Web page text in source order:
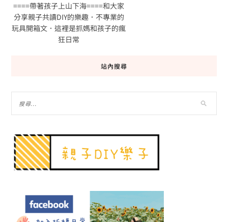
====帶著孩子上山下海====和大家
分享親子共讀DIY的樂趣．不專業的
玩具開箱文．這裡是抓媽和孩子的瘋
狂日常
站內搜尋